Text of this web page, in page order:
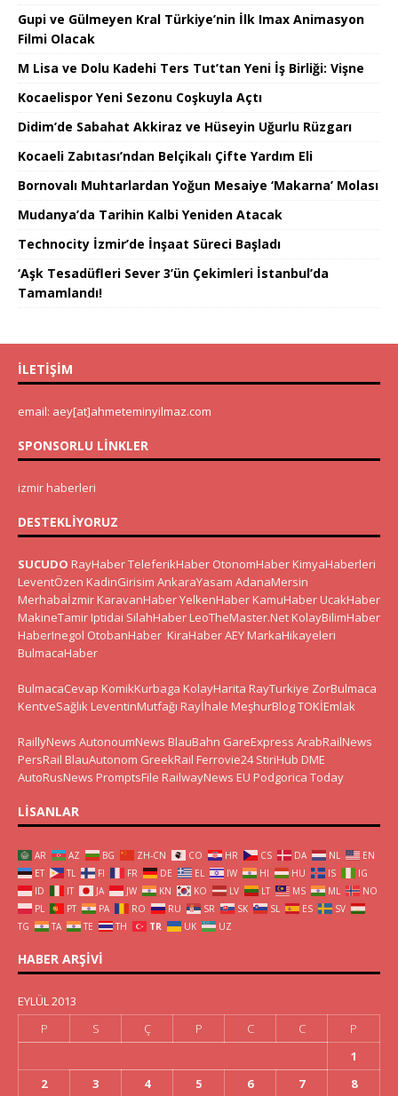
Gupi ve Gülmeyen Kral Türkiye’nin İlk Imax Animasyon
Filmi Olacak
M Lisa ve Dolu Kadehi Ters Tut’tan Yeni İş Birliği: Vişne
Kocaelispor Yeni Sezonu Coşkuyla Açtı
Didim’de Sabahat Akkiraz ve Hüseyin Uğurlu Rüzgarı
Kocaeli Zabıtası’ndan Belçikalı Çifte Yardım Eli
Bornovalı Muhtarlardan Yoğun Mesaiye ‘Makarna’ Molası
Mudanya’da Tarihin Kalbi Yeniden Atacak
Technocity İzmir’de İnşaat Süreci Başladı
‘Aşk Tesadüfleri Sever 3’ün Çekimleri İstanbul’da
Tamamlandı!
İLETIŞIM
email: aey[at]ahmeteminyilmaz.com
SPONSORLU LINKLER
izmir haberleri
DESTEKLIYORUZ
SUCUDO RayHaberTeleferikHaber OtonomHaber KimyaHaberleri
LeventÖzen KadinGirisim AnkaraYasam AdanaMersin
Merhabaİzmir KaravanHaberYelkenHaber KamuHaber UcakHaber
MakineTamir Iptidai SilahHaber LeoTheMaster.Net KolayBilimHaber
HaberInegol OtobanHaber KiraHaberAEY MarkaHikayeleri
BulmacaHaber
BulmacaCevap KomikKurbaga KolayHarita RayTurkiye ZorBulmaca
KentveSağlık LeventinMutfağı Rayİhale MeşhurBlogTOKİEmlak
RaillyNews AutonoumNews BlauBahn GareExpress ArabRailNews
PersRail BlauAutonom GreekRail Ferrovie24 StiriHub DME
AutoRusNews PromptsFile RailwayNews EU Podgorica Today
LISANLAR
AR AZ BG ZH-CN CO HR CS DA NL
EN
ET
TL FI FR DE EL IW HI HU IS
IG
ID
IT JA JW KN KO LV LT MS ML
NO
PL
PT PA RO RU SR SK SL ES
SV
TG
TA TE TH TR UK UZ
HABER ARŞIVI
EYLÜL 2013
P
S Ç P C C
P
1
2
3 4 5 6 7 8